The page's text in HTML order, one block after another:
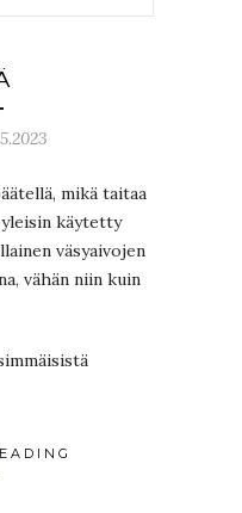
mikä taitaa
käytetty
väsyaivojen
vähän niin kuin